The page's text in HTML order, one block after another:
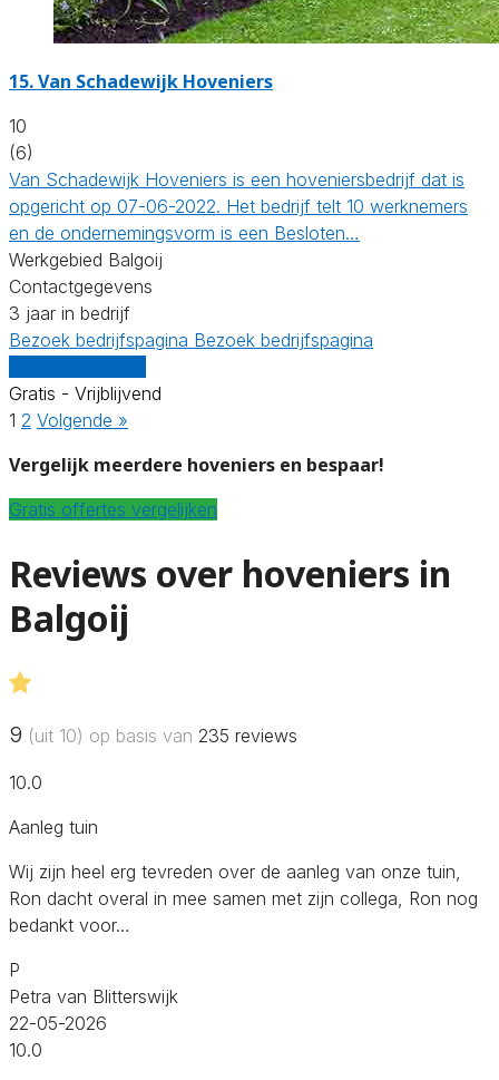
15.Van Schadewijk Hoveniers
10
(6)
Van Schadewijk Hoveniers is een hoveniersbedrijf dat is
opgericht op 07-06-2022. Het bedrijf telt 10 werknemers
en de ondernemingsvorm is een Besloten…
Werkgebied Balgoij
Contactgegevens
3 jaar in bedrijf
Bezoek bedrijfspagina Bezoek bedrijfspagina
Gratis - Vrijblijvend
1 2 Volgende »
Vergelijk meerdere hoveniers en bespaar!
Gratis offertes vergelijken
Reviews over hoveniers in
Balgoij
9 (uit 10) op basis van 235 reviews
10.0
Aanleg tuin
Wij zijn heel erg tevreden over de aanleg van onze tuin,
Ron dacht overal in mee samen met zijn collega, Ron nog
bedankt voor…
P
Petra van Blitterswijk
22-05-2026
10.0